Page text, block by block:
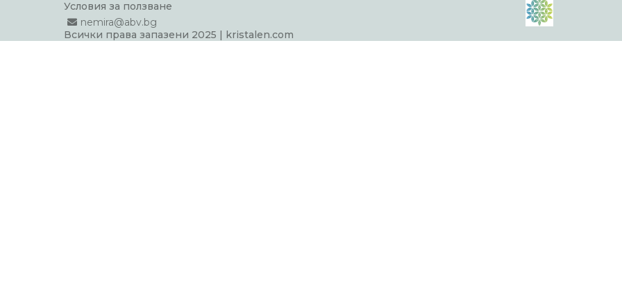
Условия за ползване
nemira@abv.bg
Всички права запазени 2025 | kristalen.com